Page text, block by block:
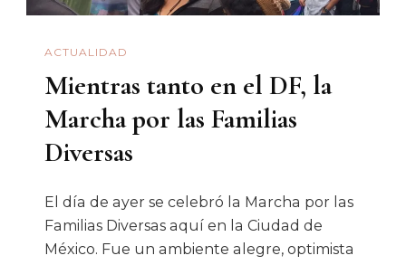
ACTUALIDAD
Mientras tanto en el DF, la
Marcha por las Familias
Diversas
El día de ayer se celebró la Marcha por las
Familias Diversas aquí en la Ciudad de
México. Fue un ambiente alegre, optimista